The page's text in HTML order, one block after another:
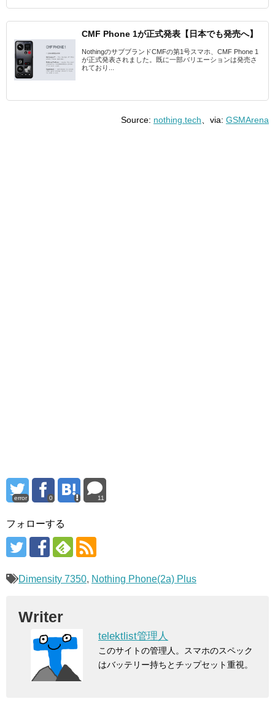
CMF Phone 1が正式発表【日本でも発売へ】
NothingのサブブランドCMFの第1号スマホ、CMF Phone 1
が正式発表されました。既に一部バリエーションは発売さ
れており...
Source: nothing.tech、via: GSMArena
error 0 11
フォローする
Dimensity 7350, Nothing Phone(2a) Plus
Writer
telektlist管理人
このサイトの管理人。スマホのスペック
はバッテリー持ちとチップセット重視。